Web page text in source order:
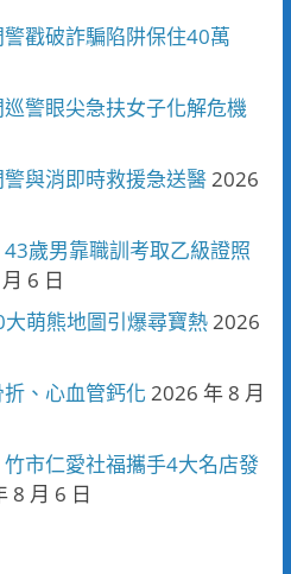
戳破詐騙陷阱保住40萬
警眼尖急扶女子化解危機
與消即時救援急送醫2026
歲男靠職訓考取乙級證照
6 日
萌熊地圖引爆尋寶熱2026
、心血管鈣化 2026 年 8 月
市仁愛社福攜手4大名店發
8 月 6 日